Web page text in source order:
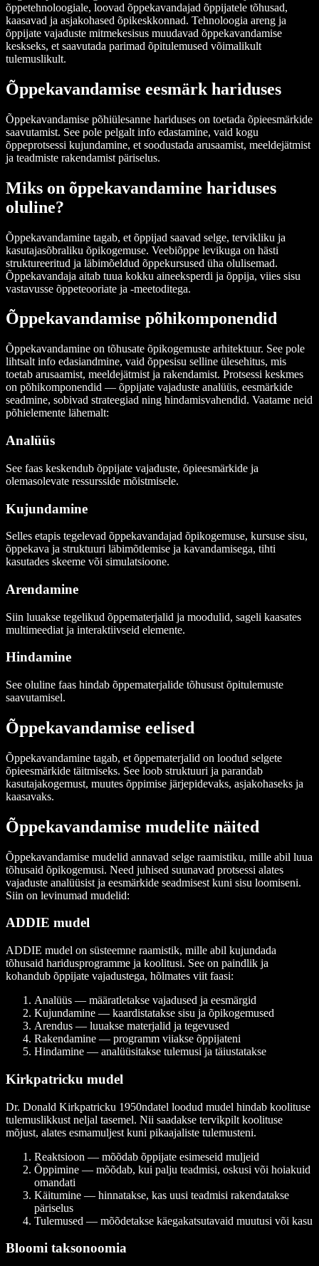
õppetehnoloogiale, loovad õppekavandajad õppijatele tõhusad,
kaasavad ja asjakohased õpikeskkonnad. Tehnoloogia areng ja
õppijate vajaduste mitmekesisus muudavad õppekavandamise
keskseks, et saavutada parimad õpitulemused võimalikult
tulemuslikult.
Õppekavandamise eesmärk hariduses
Õppekavandamise põhiülesanne hariduses on toetada õpieesmärkide
saavutamist. See pole pelgalt info edastamine, vaid kogu
õppeprotsessi kujundamine, et soodustada arusaamist, meeldejätmist
ja teadmiste rakendamist päriselus.
Miks on õppekavandamine hariduses
oluline?
Õppekavandamine tagab, et õppijad saavad selge, tervikliku ja
kasutajasõbraliku õpikogemuse. Veebiõppe levikuga on hästi
struktureeritud ja läbimõeldud õppekursused üha olulisemad.
Õppekavandaja aitab tuua kokku aineeksperdi ja õppija, viies sisu
vastavusse õppeteooriate ja -meetoditega.
Õppekavandamise põhikomponendid
Õppekavandamine on tõhusate õpikogemuste arhitektuur. See pole
lihtsalt info edasiandmine, vaid õppesisu selline ülesehitus, mis
toetab arusaamist, meeldejätmist ja rakendamist. Protsessi keskmes
on põhikomponendid — õppijate vajaduste analüüs, eesmärkide
seadmine, sobivad strateegiad ning hindamisvahendid. Vaatame neid
põhielemente lähemalt:
Analüüs
See faas keskendub õppijate vajaduste, õpieesmärkide ja
olemasolevate ressursside mõistmisele.
Kujundamine
Selles etapis tegelevad õppekavandajad õpikogemuse, kursuse sisu,
õppekava ja struktuuri läbimõtlemise ja kavandamisega, tihti
kasutades skeeme või simulatsioone.
Arendamine
Siin luuakse tegelikud õppematerjalid ja moodulid, sageli kaasates
multimeediat ja interaktiivseid elemente.
Hindamine
See oluline faas hindab õppematerjalide tõhusust õpitulemuste
saavutamisel.
Õppekavandamise eelised
Õppekavandamine tagab, et õppematerjalid on loodud selgete
õpieesmärkide täitmiseks. See loob struktuuri ja parandab
kasutajakogemust, muutes õppimise järjepidevaks, asjakohaseks ja
kaasavaks.
Õppekavandamise mudelite näited
Õppekavandamise mudelid annavad selge raamistiku, mille abil luua
tõhusaid õpikogemusi. Need juhised suunavad protsessi alates
vajaduste analüüsist ja eesmärkide seadmisest kuni sisu loomiseni.
Siin on levinumad mudelid:
ADDIE mudel
ADDIE mudel on süsteemne raamistik, mille abil kujundada
tõhusaid haridusprogramme ja koolitusi. See on paindlik ja
kohandub õppijate vajadustega, hõlmates viit faasi:
Analüüs — määratletakse vajadused ja eesmärgid
Kujundamine — kaardistatakse sisu ja õpikogemused
Arendus — luuakse materjalid ja tegevused
Rakendamine — programm viiakse õppijateni
Hindamine — analüüsitakse tulemusi ja täiustatakse
Kirkpatricku mudel
Dr. Donald Kirkpatricku 1950ndatel loodud mudel hindab koolituse
tulemuslikkust neljal tasemel. Nii saadakse tervikpilt koolituse
mõjust, alates esmamuljest kuni pikaajaliste tulemusteni.
Reaktsioon — mõõdab õppijate esimeseid muljeid
Õppimine — mõõdab, kui palju teadmisi, oskusi või hoiakuid
omandati
Käitumine — hinnatakse, kas uusi teadmisi rakendatakse
päriselus
Tulemused — mõõdetakse käegakatsutavaid muutusi või kasu
Bloomi taksonoomia